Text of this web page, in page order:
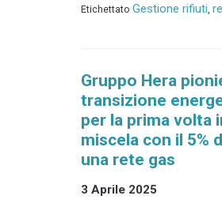
Etichettato Gestione rifiuti
Gruppo Hera
transizione
per la prima volta
miscela con il 5%
una rete gas
3 Aprile 2025